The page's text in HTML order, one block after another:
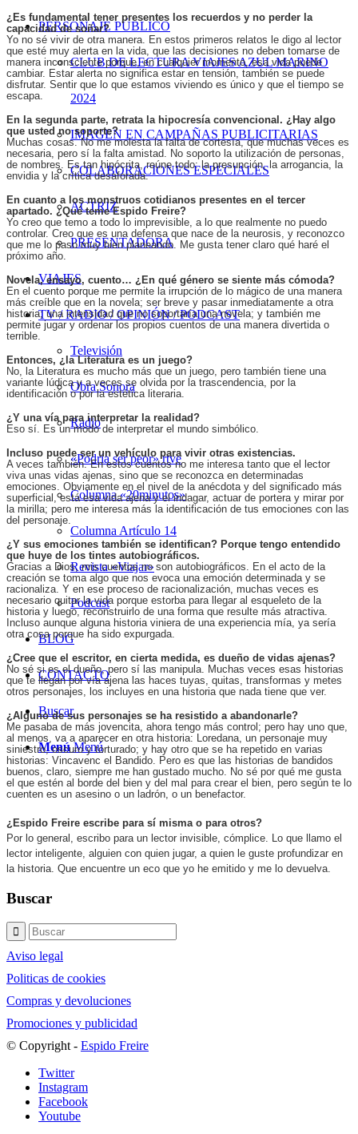
PERSONAJE PÚBLICO
CLUB DE LECTURA VIAJES AZUL MARINO
2024
IMAGEN EN CAMPAÑAS PUBLICITARIAS
COLABORACIONES ESPECIALES
ACTRIZ
PRESENTADORA
VIAJES
TV / RADIO / OPINIÓN / PODCAST
Televisión
Obra Sonora
Radio
«Podría ser peor» rtve
Columna «20minutos»
Columna Artículo 14
Revista «Viajar»
Podcast
BLOG
CONTACTO
Buscar
Menú Menú
¿Es fundamental tener presentes los recuerdos y no perder la
capacidad de soñar?
Yo no sé vivir de otra manera. En estos primeros relatos le digo al lector
que esté muy alerta en la vida, que las decisiones no deben tomarse de
manera inconsciente porque, en cualquier momento, esa vida puede
cambiar. Estar alerta no significa estar en tensión, también se puede
disfrutar. Sentir que lo que estamos viviendo es único y que el tiempo se
escapa.
En la segunda parte, retrata la hipocresía convencional. ¿Hay algo
que usted no soporte?
Muchas cosas. No me molesta la falta de cortesía, que muchas veces es
necesaria, pero sí la falta amistad. No soporto la utilización de personas,
de nombres. Es tan hipócrita, reúne todo: la presunción, la arrogancia, la
envidia y la crítica desaforada.
En cuanto a los monstruos cotidianos presentes en el tercer
apartado. ¿Qué teme Espido Freire?
Yo creo que temo a todo lo imprevisible, a lo que realmente no puedo
controlar. Creo que es una defensa que nace de la neurosis, y reconozco
que me lo paso muy bien planeando. Me gusta tener claro qué haré el
próximo año.
Novela, ensayo, cuento… ¿En qué género se siente más cómoda?
En el cuento porque me permite la irrupción de lo mágico de una manera
más creíble que en la novela; ser breve y pasar inmediatamente a otra
historia; una intensidad que no soportaría una novela; y también me
permite jugar y ordenar los propios cuentos de una manera divertida o
terrible.
Entonces, ¿la Literatura es un juego?
No, la Literatura es mucho más que un juego, pero también tiene una
variante lúdica y a veces se olvida por la trascendencia, por la
identificación o por la estética literaria.
¿Y una vía para interpretar la realidad?
Eso sí. Es un modo de interpretar el mundo simbólico.
Incluso puede ser un vehículo para vivir otras existencias.
A veces también. En estos cuentos no me interesa tanto que el lector
viva unas vidas ajenas, sino que se reconozca en determinadas
emociones. Obviamente en el nivel de la anécdota y del significado más
superficial, está esa vida ajena y el indagar, actuar de portera y mirar por
la mirilla; pero me interesa más la identificación de tus emociones con las
del personaje.
¿Y sus emociones también se identifican? Porque tengo entendido
que huye de los tintes autobiográficos.
Gracias a Dios, mis cuentos no son autobiográficos. En el acto de la
creación se toma algo que nos evoca una emoción determinada y se
racionaliza. Y en ese proceso de racionalización, muchas veces es
necesario quitar la vida porque estorba para llegar al esqueleto de la
historia y luego, reconstruirlo de una forma que resulte más atractiva.
Incluso aunque alguna historia viniera de una experiencia mía, ya sería
otra cosa porque ha sido expurgada.
¿Cree que el escritor, en cierta medida, es dueño de vidas ajenas?
No sé si es el dueño, pero sí las manipula. Muchas veces esas historias
que te llegan por vía ajena las haces tuyas, quitas, transformas y metes
otros personajes, los incluyes en una historia que nada tiene que ver.
¿Alguno de sus personajes se ha resistido a abandonarle?
Me pasaba de más jovencita, ahora tengo más control; pero hay uno que,
al menos, va a aparecer en otra historia: Loredana, un personaje muy
siniestro, oscuro y torturado; y hay otro que se ha repetido en varias
historias: Vincavenc el Bandido. Pero es que las historias de bandidos
buenos, claro, siempre me han gustado mucho. No sé por qué me gusta
el que estén al borde del bien y del mal para crear el bien, pero según te lo
cuenten es un asesino o un ladrón, o un benefactor.
¿Espido Freire escribe para sí misma o para otros?
Por lo general, escribo para un lector invisible, cómplice. Lo que llamo el
lector inteligente, alguien con quien jugar, a quien le guste profundizar en
la historia. Que encuentre un eco que yo he emitido y me lo devuelva.
Buscar
Aviso legal
Politicas de cookies
Compras y devoluciones
Promociones y publicidad
© Copyright - Espido Freire
Twitter
Instagram
Facebook
Youtube